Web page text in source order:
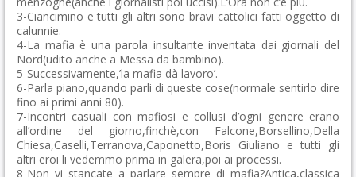
3-Ciancimino e tutti gli altri sono bravi cattolici fatti oggetto di
calunnie.
4-La mafia è una parola insultante inventata dai giornali del
Nord(udito anche a Messa da bambino).
5-Successivamente,’la mafia dà lavoro’.
6-Parla piano,quando parli di queste cose(normale sentirlo dire
fino ai primi anni 80).
7-Incontri casuali con mafiosi e collusi d’ogni genere erano
all’ordine del giorno,finchè,con Falcone,Borsellino,Della
Chiesa,Caselli,Terranova,Caponetto,Boris Giuliano e tutti gli
altri eroi li vedemmo prima in galera,poi ai processi.
8-Non vi stancate a parlare sempre di mafia?Antica,classica